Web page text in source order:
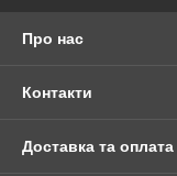
Про нас
Контакти
Доставка та оплата